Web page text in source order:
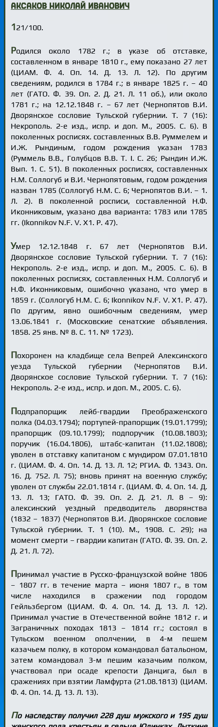
Аксаков Николай Иванович
121/100.
Родился около 1782 г.; в указе об отставке,
составленном в январе 1810 г., ему показано 27 лет
(ЦИАМ. Ф. 4. Оп. 14. Д. 13. Л. 12). По другим
сведениям, родился в 1784 г.; в январе 1825 г. – 40
лет (ГАТО. Ф. 39. Оп. 2. Д. 21. Л. 11 об.), или около
1781 г.; на 12.12.1848 г. – 67 лет (Чернопятов В.И.
Дворянское сословие Тульской губернии. Т. 7 (16):
Некрополь. 2-е изд., испр. и доп. М., 2005. С. 6). В
поколенных росписях. составленных В.В. Руммелем и
И.Ж. Рындиным, годом рождения указан 1783
(Руммель В.В., Голубцов В.В. Т. I. С. 26; Рындин И.Ж.
Вып. 1. С. 51). В поколенных росписях, составленных
Н.М. Соллогуб и В.И. Чернопятовым, годом рождения
назван 1785 (Соллогуб Н.М. С. 6; Чернопятов В.И. – 1.
Л. 2). В поколенной росписи, составленной Н.Ф.
Иконниковым, указано два варианта: 1783 или 1785
гг. (Ikonnikov N.F. V. X1. P. 47).
Умер 12.12.1848 г. 67 лет (Чернопятов В.И.
Дворянское сословие Тульской губернии. Т. 7 (16):
Некрополь. 2-е изд., испр. и доп. М., 2005. С. 6). В
поколенных росписях, составленных Н.М. Соллогуб и
Н.Ф. Иконниковым, ошибочно указано, что умер в
1859 г. (Соллогуб Н.М. С. 6; Ikonnikov N.F. V. X1. P. 47).
По другим, явно ошибочным сведениям, умер
13.06.1841 г. (Московские сенатские объявления.
1858. 25 янв. № 8. С. 11. № 1723).
Похоронен на кладбище села Вепрей Алексинского
уезда Тульской губернии (Чернопятов В.И.
Дворянское сословие Тульской губернии. Т. 7 (16):
Некрополь. 2-е изд., испр. и доп. М., 2005. С. 6).
Подпрапорщик лейб-гвардии Преображенского
полка (04.03.1794); портупей-прапорщик (19.01.1799);
прапорщик (09.10.1799); подпоручик (10.08.1803);
поручик (16.04.1806), штабс-капитан (11.02.1808);
уволен в отставку капитаном с мундиром 07.01.1810
г. (ЦИАМ. Ф. 4. Оп. 14. Д. 13. Л. 12; РГИА. Ф. 1343. Оп.
16. Д. 752. Л. 75); вновь принят на военную службу;
уволен от службы 22.01.1814 г. (ЦИАМ. Ф. 4. Оп. 14. Д.
13. Л. 13; ГАТО. Ф. 39. Оп. 2. Д. 21. Л. 8 – 9):
алексинский уездный предводитель дворянства
(1832 – 1837) (Чернопятов В.И. Дворянское сословие
Тульской губернии. Т. 1 (10). М., 1908. С. 29); на
момент смерти – гвардии капитан (ГАТО. Ф. 39. Оп. 2.
Д. 21. Л. 72).
Принимал участие в Русско-французской войне 1806
– 1807 гг. в течение марта – июня 1807 г., в том
числе находился в сражении под городом
Гейльзбергом (ЦИАМ. Ф. 4. Оп. 14. Д. 13. Л. 12).
Принимал участие в Отечественной войне 1812 г. и
Заграничных походах 1813 – 1814 гг.; состоял в
Тульском военном ополчении, в 4-м пешем
казачьем полку, в котором командовал батальоном,
затем командовал 3-м пешим казачьим полком,
участвовал при осаде крепости Данцига, был в
сражениях при взятии Ламфурта (21.08.1813) (ЦИАМ.
Ф. 4. Оп. 14. Д. 13. Л. 13).
По наследству получил 228 душ мужского и 195 душ